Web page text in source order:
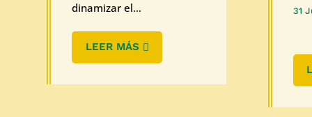
dinamizar el...
LEER MÁS
31